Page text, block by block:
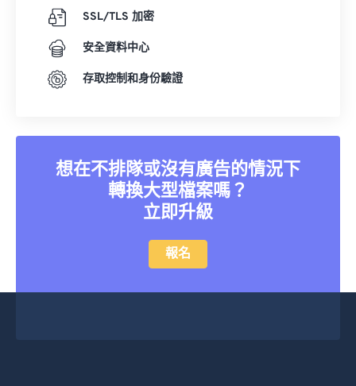
SSL/TLS 加密
安全資料中心
存取控制和身份驗證
想在不排隊或沒有廣告的情況下
轉換大型檔案嗎？
立即升級
報名